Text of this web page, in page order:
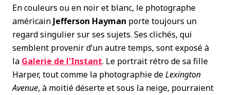
En couleurs ou en noir et blanc, le photographe
américain Jefferson Hayman porte toujours un
regard singulier sur ses sujets. Ses clichés, qui
semblent provenir d’un autre temps, sont exposé à
la Galerie de l'Instant. Le portrait rétro de sa fille
Harper, tout comme la photographie deLexington
Avenue, à moitié déserte et sous la neige, pourraient